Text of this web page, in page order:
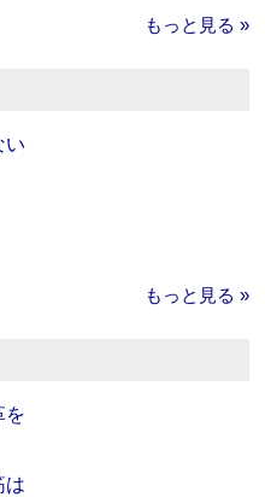
もっと見る »
い
もっと見る »
を
は